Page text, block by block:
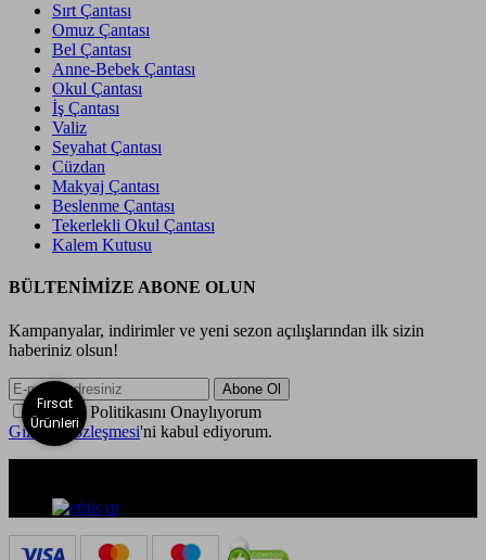
Sırt Çantası
Omuz Çantası
Bel Çantası
Anne-Bebek Çantası
Okul Çantası
İş Çantası
Valiz
Seyahat Çantası
Cüzdan
Makyaj Çantası
Beslenme Çantası
Tekerlekli Okul Çantası
Kalem Kutusu
BÜLTENİMİZE ABONE OLUN
Kampanyalar, indirimler ve yeni sezon açılışlarından ilk sizin
haberiniz olsun!
Gizlilik Politikasını Onaylıyorum
Gizlilik Sözleşmesi'ni kabul ediyorum.
Fırsat
Ürünleri